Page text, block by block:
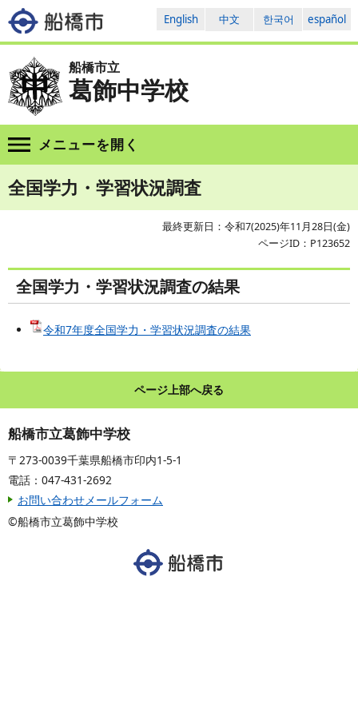
English 中文 한국어 español
船橋市立
葛飾中学校
メニューを開く
全国学力・学習状況調査
最終更新日：令和7(2025)年11月28日(金)
ページID：P123652
全国学力・学習状況調査の結果
令和7年度全国学力・学習状況調査の結果
ページ上部へ戻る
船橋市立葛飾中学校
〒273-0039千葉県船橋市印内1-5-1
電話：047-431-2692
お問い合わせメールフォーム
©船橋市立葛飾中学校